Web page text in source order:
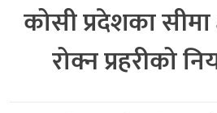
कोसी प्रदेशका सीमा
रोक्न प्रहरीको